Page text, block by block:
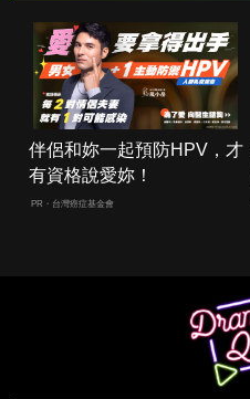
伴侶和妳一起預防HPV，才
有資格說愛妳！
PR・台灣癌症基金會